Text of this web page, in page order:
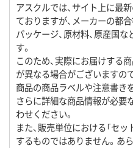
アスクルでは、サイト上に最
ておりますが、メーカーの都合
パッケージ、原材料、原産国
す。
このため、実際にお届けする
が異なる場合がございますの
商品の商品ラベルや注意書き
さらに詳細な商品情報が必要
わせください。
また、販売単位における「セ
するものではありません。あ